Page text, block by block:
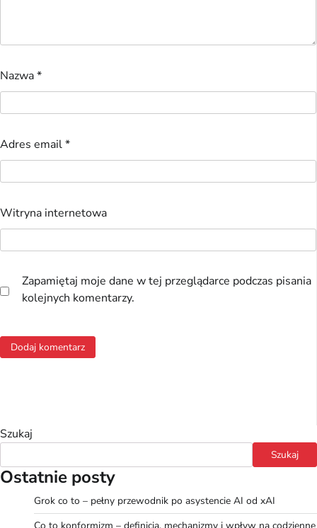
Nazwa*
Adres email*
Witryna internetowa
Zapamiętaj moje dane w tej przeglądarce podczas pisania
kolejnych komentarzy.
Szukaj
Szukaj
Ostatnie posty
Grok co to – pełny przewodnik po asystencie AI od xAI